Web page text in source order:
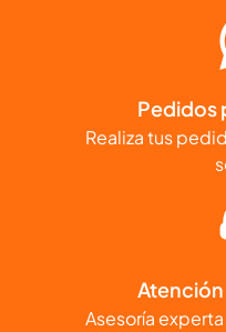
Pedidos
Realiza tus
Atención
Asesoría